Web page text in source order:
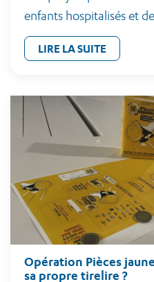
enfants hospitalisés et
LIRE LA SUITE
Opération Pièces
sa propre tirelire ?